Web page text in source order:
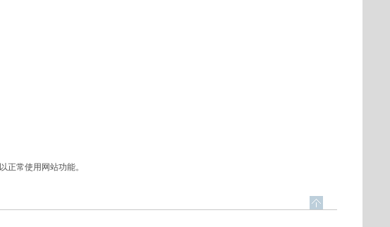
以正常使用网站功能。